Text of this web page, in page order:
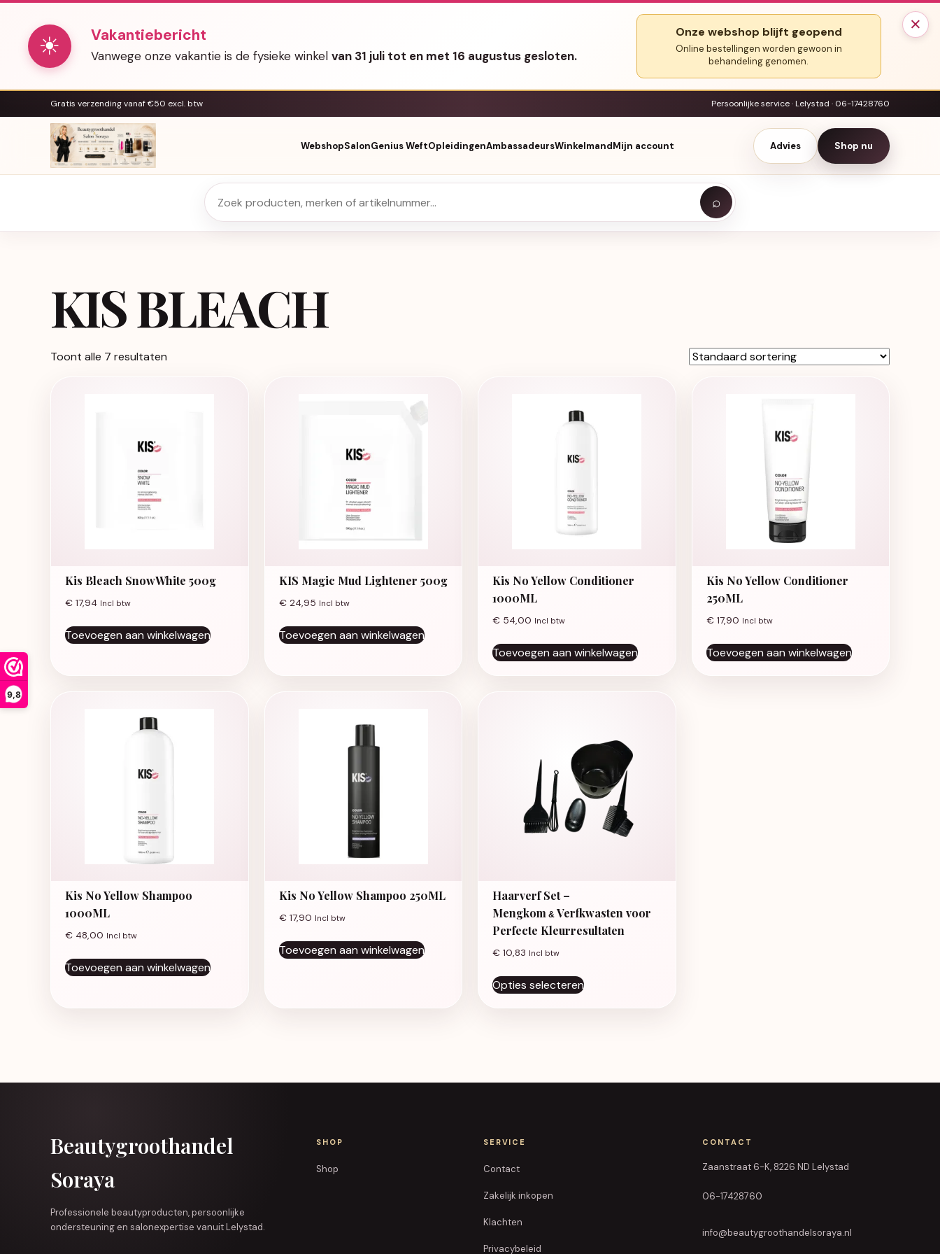
9,8
×
☀ Vakantiebericht
Vanwege onze vakantie is de fysieke winkel van 31 juli tot en met 16 augustus gesloten.
Onze webshop blijft geopend
Online bestellingen worden gewoon in
behandeling genomen.
Gratis verzending vanaf €50 excl. btw Persoonlijke service · Lelystad · 06-17428760
WebshopSalonGenius WeftOpleidingenAmbassadeursWinkelmandMijn account Advies Shop nu
⌕
KIS BLEACH
Toont alle 7 resultaten
Kis Bleach SnowWhite 500g
€ 17,94 Incl btw
Toevoegen aan winkelwagen
KIS Magic Mud Lightener 500g
€24,95 Incl btw
Toevoegen aan winkelwagen
Kis No Yellow Conditioner
1000ML
€ 54,00 Incl btw
Toevoegen aan winkelwagen
Kis No Yellow Conditioner
250ML
€17,90 Incl btw
Toevoegen aan winkelwagen
Kis No Yellow Shampoo
1000ML
€ 48,00 Incl btw
Toevoegen aan winkelwagen
Kis No Yellow Shampoo 250ML
€17,90 Incl btw
Toevoegen aan winkelwagen
Haarverf Set –
Mengkom & Verfkwasten voor
Perfecte Kleurresultaten
€ 10,83 Incl btw
Opties selecteren
Beautygroothandel
Soraya
Professionele beautyproducten, persoonlijke
ondersteuning en salonexpertise vanuit Lelystad.
SHOP
Shop
SERVICE
Contact
Zakelijk inkopen
Klachten
Privacybeleid
CONTACT
Zaanstraat 6-K, 8226 ND Lelystad
06-17428760
info@beautygroothandelsoraya.nl